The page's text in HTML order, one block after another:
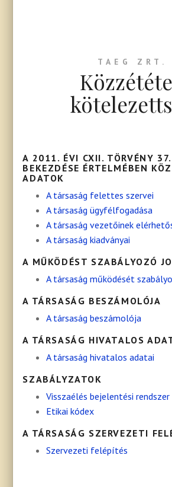
TAEG ZRT.
A 2011. ÉVI CXII. TÖRVÉNY
BEKEZDÉSE ÉRTELMÉBEN
ADATOK
A társaság felettes szervei
A társaság ügyfélfogadása
A társaság vezetőinek
A társaság kiadványai
A MŰKÖDÉST SZABÁLYOZÓ
A társaság működését
A TÁRSASÁG BESZÁMOLÓJA
A társaság beszámolója
A TÁRSASÁG HIVATALOS
A társaság hivatalos adatai
SZABÁLYZATOK
Visszaélés bejelentési
Etikai kódex
A TÁRSASÁG SZERVEZETI
Szervezeti felépítés